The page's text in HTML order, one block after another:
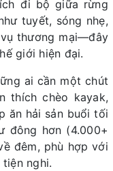
đi bộ giữa rừng
tuyết, sóng nhẹ,
thương mại—đây
giới hiện đại.
ai cần một chút
thích chèo kayak,
ăn hải sản buổi tối
đông hơn (4.000+
đêm, phù hợp với
nghi.